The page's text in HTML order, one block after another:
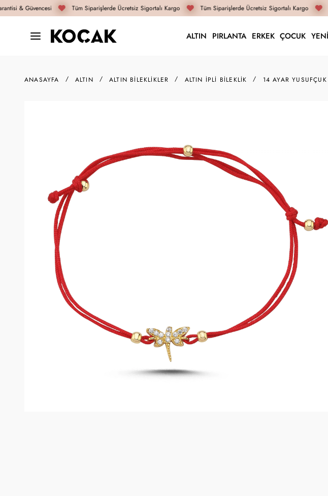
& Güvencesi Tüm Siparişlerde Ücretsiz Sigortalı Kargo Tüm Siparişlerde Ücretsiz Sigortalı Kargo
ALTIN PIRLANTA ERKEK ÇOCUK
ANASAYFA ALTIN ALTIN BILEKLIKLER ALTIN İPLI BILEKLIK 14 AYAR